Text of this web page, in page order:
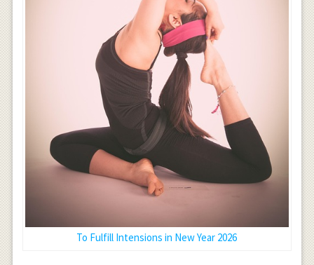
To Fulfill Intensions in New Year 2026